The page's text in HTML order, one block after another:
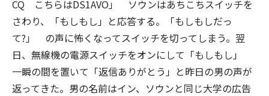
CQ こちらはDS1AVO」 ソウンはあちこちスイッチを
さわり、「もしもし」と応答する。「もしもしだっ
て?」 の声に怖くなってスイッチを切ってしまう。翌
日、無線機の電源スイッチをオンにして「もしもし」
一瞬の間を置いて「返信ありがとう」と昨日の男の声が
返ってきた。男の名前はイン、ソウンと同じ大学の広告